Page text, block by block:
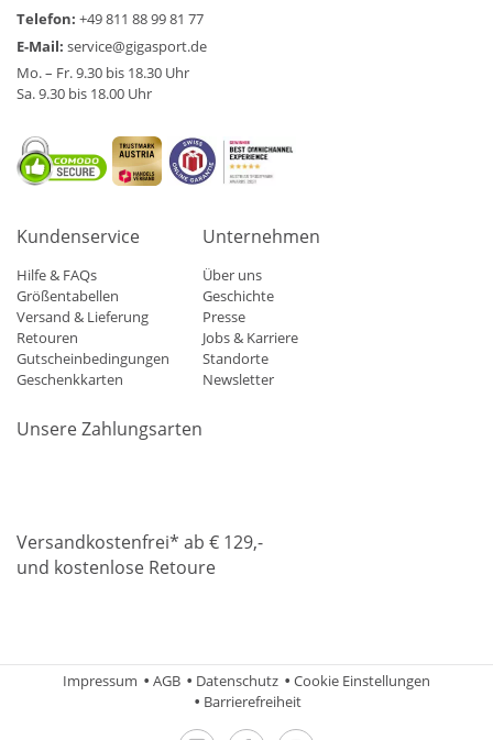
Telefon: +49 811 88 99 81 77
E-Mail: service@gigasport.de
Mo. – Fr. 9.30 bis 18.30 Uhr
Sa. 9.30 bis 18.00 Uhr
Kundenservice
Hilfe & FAQs
Größentabellen
Versand & Lieferung
Retouren
Gutscheinbedingungen
Geschenkkarten
Unternehmen
Über uns
Geschichte
Presse
Jobs & Karriere
Standorte
Newsletter
Unsere Zahlungsarten
Versandkostenfrei* ab € 129,-
und kostenlose Retoure
Impressum AGB Datenschutz
Cookie Einstellungen
Barrierefreiheit